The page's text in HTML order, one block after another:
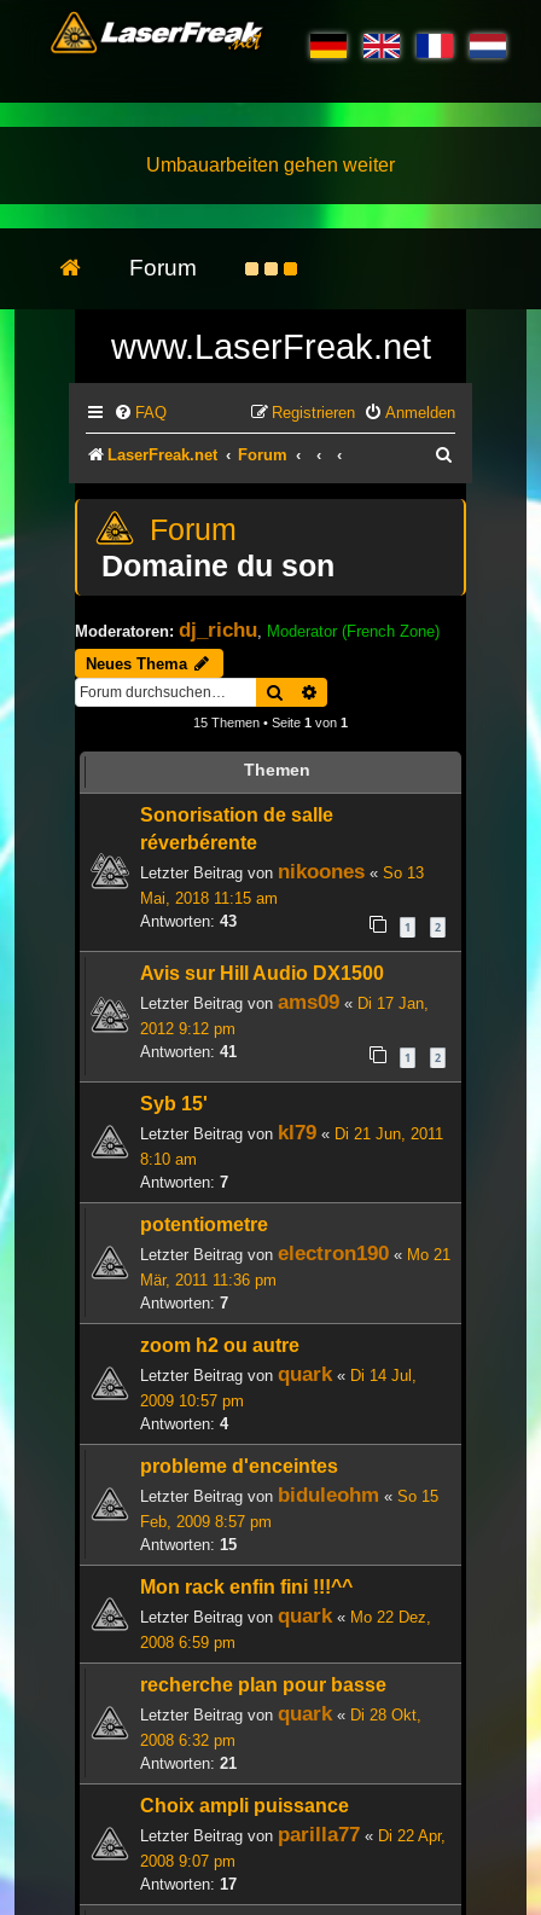
Umbauarbeiten gehen weiter
Forum
www.LaserFreak.net
FAQ Anmelden
Registrieren
LaserFreak.net Forum
Domaine du son
Moderatoren: dj_richu Moderator (French Zone)
Neues Thema
Suche
15 Themen • Seite 1 von 1
Themen
Sonorisation de salle
réverbérente
Letzter Beitrag von nikoones « So 13
Mai, 2018 11:15 am
Antworten: 43 1 2
Avis sur Hill Audio DX1500
Letzter Beitrag von ams09 « Di 17 Jan,
2012 9:12 pm
Antworten: 41 1 2
Syb 15'
Letzter Beitrag von kl79 « Di 21 Jun, 2011
8:10 am
Antworten: 7
potentiometre
Letzter Beitrag von electron190 « Mo 21
Mär, 2011 11:36 pm
Antworten: 7
zoom h2 ou autre
Letzter Beitrag von quark« Di 14 Jul,
2009 10:57 pm
Antworten: 4
probleme d'enceintes
Letzter Beitrag von biduleohm « So 15
Feb, 2009 8:57 pm
Antworten: 15
Mon rack enfin fini !!!^^
Letzter Beitrag von quark« Mo 22 Dez,
2008 6:59 pm
recherche plan pour basse
Letzter Beitrag von quark« Di 28 Okt,
2008 6:32 pm
Antworten: 21
Choix ampli puissance
Letzter Beitrag von parilla77 « Di 22 Apr,
2008 9:07 pm
Antworten: 17